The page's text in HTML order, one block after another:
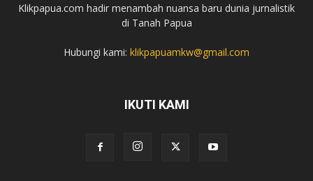
Klikpapua.com hadir menambah nuansa baru dunia jurnalistik
di Tanah Papua
Hubungi kami: klikpapuamkw@gmail.com
IKUTI KAMI